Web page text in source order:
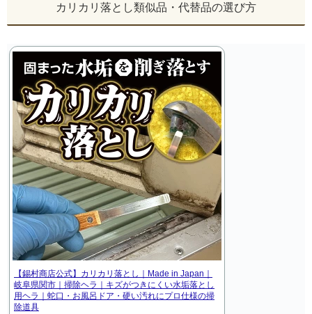
カリカリ落とし類似品・代替品の選び方
【錫村商店公式】カリカリ落とし｜Made in Japan｜
岐阜県関市｜掃除ヘラ｜キズがつきにくい水垢落とし
用ヘラ｜蛇口・お風呂ドア・硬い汚れにプロ仕様の掃
除道具